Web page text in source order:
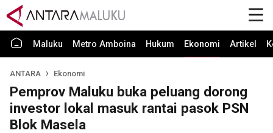
Maluku Metro Amboina Hukum Ekonomi Artikel
ANTARA Ekonomi
Pemprov Maluku buka peluang dorong
investor lokal masuk rantai pasok PSN
Blok Masela